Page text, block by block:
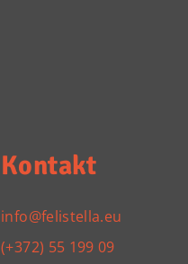
Kontakt
info@felistella.eu
(+372) 55 199 09